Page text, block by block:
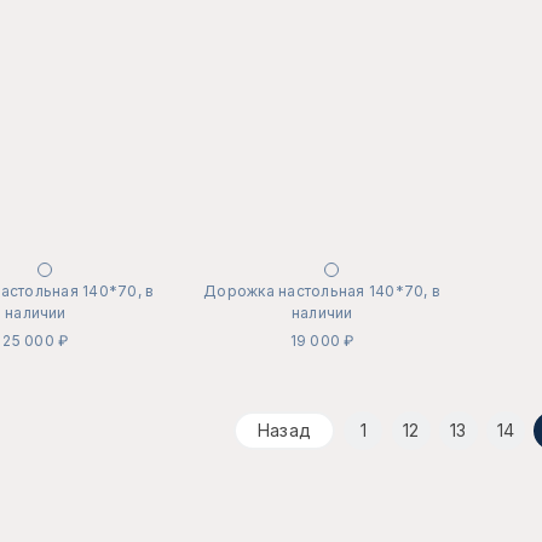
140*70, в
наличии
25 000 ₽
Дорожка настольная 140*70, в
наличии
19 000 ₽
Назад 1 12 13 14